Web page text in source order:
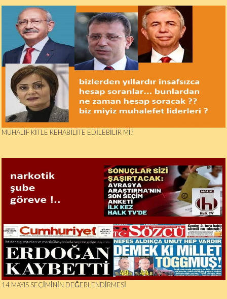
MUHALIF KITLE REHABILITE EDILEBILIR MI?
14 MAYIS SEÇIMININ DEĞERLENDIRMESI